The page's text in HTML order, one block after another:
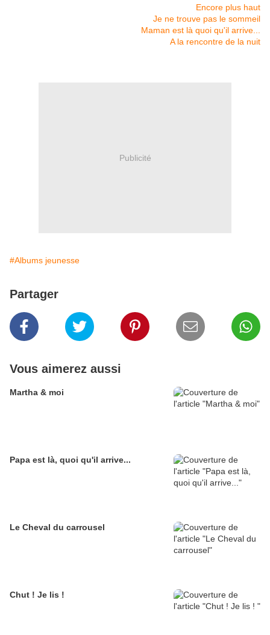
Encore plus haut
Je ne trouve pas le sommeil
Maman est là quoi qu'il arrive...
A la rencontre de la nuit
Publicité
#Albums jeunesse
Partager
Vous aimerez aussi
Martha & moi
Papa est là, quoi qu'il arrive...
Le Cheval du carrousel
Chut ! Je lis !